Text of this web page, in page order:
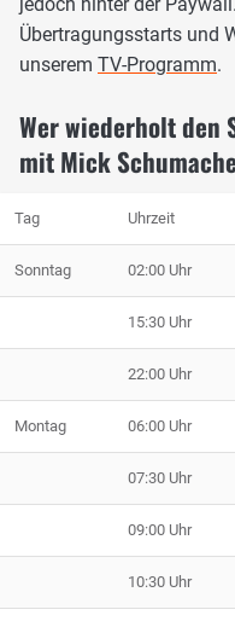
jedoch hinter der
Übertragungsstarts und
unserem TV-Programm.
Wer wiederholt den
mit Mick
Tag Uhrzeit
Sonntag 02:00 Uhr
15:30 Uhr
22:00 Uhr
Montag 06:00 Uhr
07:30 Uhr
09:00 Uhr
10:30 Uhr